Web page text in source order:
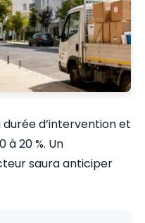
d’intervention et
20 %. Un
saura anticiper